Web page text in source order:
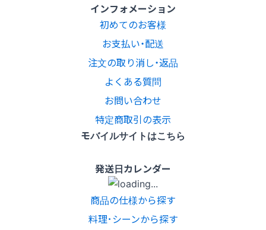
インフォメーション
初めてのお客様
お支払い・配送
注文の取り消し・返品
よくある質問
お問い合わせ
特定商取引の表示
モバイルサイトはこちら
発送日カレンダー
商品の仕様から探す
料理･シーンから探す